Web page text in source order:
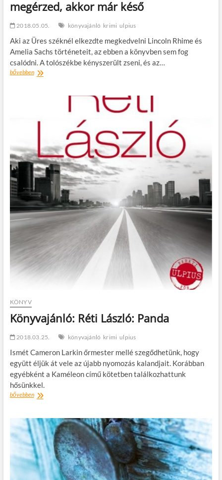
megérzed, akkor már késő
2018.05.05. könyvajánló krimi ulpius
Aki az Üres széknél elkezdte megkedvelni Lincoln Rhime és
Amelia Sachs történeteit, az ebben a könyvben sem fog
csalódni. A tolószékbe kényszerült zseni, és az…
bővebbenJeffery
már
késő
KÖNYV
Könyvajánló: Réti László: Panda
2018.03.25. könyvajánló krimi ulpius
Ismét Cameron Larkin őrmester mellé szegődhetünk, hogy
együtt éljük át vele az újabb nyomozás kalandjait. Korábban
egyébként a Kaméleon című kötetben találkozhattunk
hősünkkel.
bővebbenKönyvajánló:
Panda